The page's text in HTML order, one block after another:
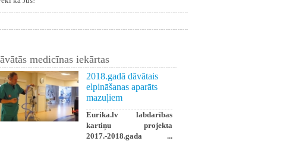
medicīnas iekārtas
2018.gadā dāvātais
elpināšanas aparāts
mazuļiem
Eurika.lv labdarības
kartiņu projekta
2017.-2018.gada ...